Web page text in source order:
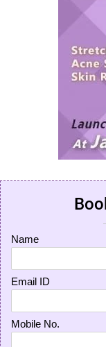
Name
Email ID
Mobile No.